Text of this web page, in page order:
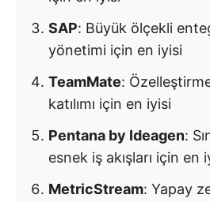
SAP: Büyük ölçekli
yönetimi için en iyisi
TeamMate:
katılımı için en iyisi
Pentana by Ideagen:
esnek iş akışları için en
MetricStream: Yapay